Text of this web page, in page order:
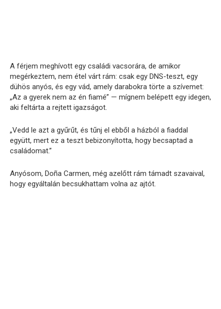
A férjem meghívott egy családi vacsorára, de amikor
megérkeztem, nem étel várt rám: csak egy DNS-teszt, egy
dühös anyós, és egy vád, amely darabokra törte a szívemet:
„Az a gyerek nem az én fiamé” — mígnem belépett egy idegen,
aki feltárta a rejtett igazságot.
„Vedd le azt a gyűrűt, és tűnj el ebből a házból a fiaddal
együtt, mert ez a teszt bebizonyította, hogy becsaptad a
családomat.”
Anyósom, Doña Carmen, még azelőtt rám támadt szavaival,
hogy egyáltalán becsukhattam volna az ajtót.